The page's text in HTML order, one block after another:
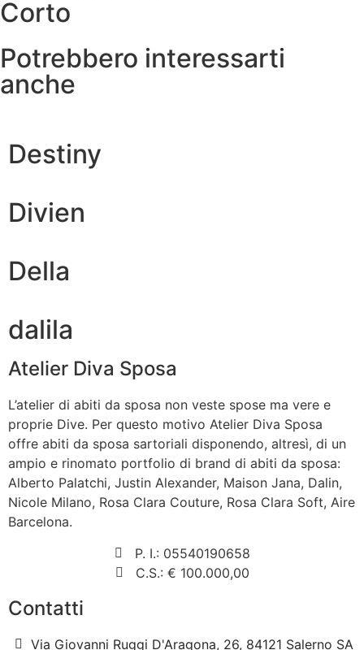
Corto
Potrebbero interessarti
anche
Destiny
Divien
Della
dalila
Atelier Diva Sposa
L’atelier di abiti da sposa non veste spose ma vere e
proprie Dive. Per questo motivo Atelier Diva Sposa
offre abiti da sposa sartoriali disponendo, altresì, di un
ampio e rinomato portfolio di brand di abiti da sposa:
Alberto Palatchi, Justin Alexander, Maison Jana, Dalin,
Nicole Milano, Rosa Clara Couture, Rosa Clara Soft, Aire
Barcelona.
P. I.: 05540190658
C.S.: € 100.000,00
Contatti
Via Giovanni Ruggi D'Aragona, 26, 84121 Salerno SA